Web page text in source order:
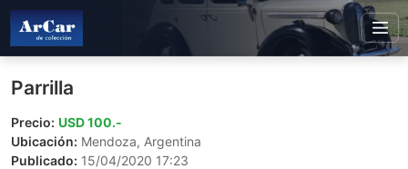
Parrilla
Precio: USD 100.-
Ubicación: Mendoza, Argentina
Publicado: 15/04/2020 17:23